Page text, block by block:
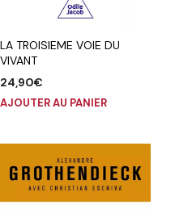
LA TROISIEME VOIE DU
VIVANT
24,90€
AJOUTER AU PANIER